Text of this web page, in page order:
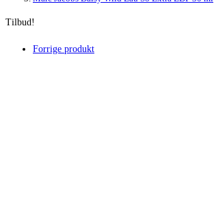
Tilbud!
Forrige produkt